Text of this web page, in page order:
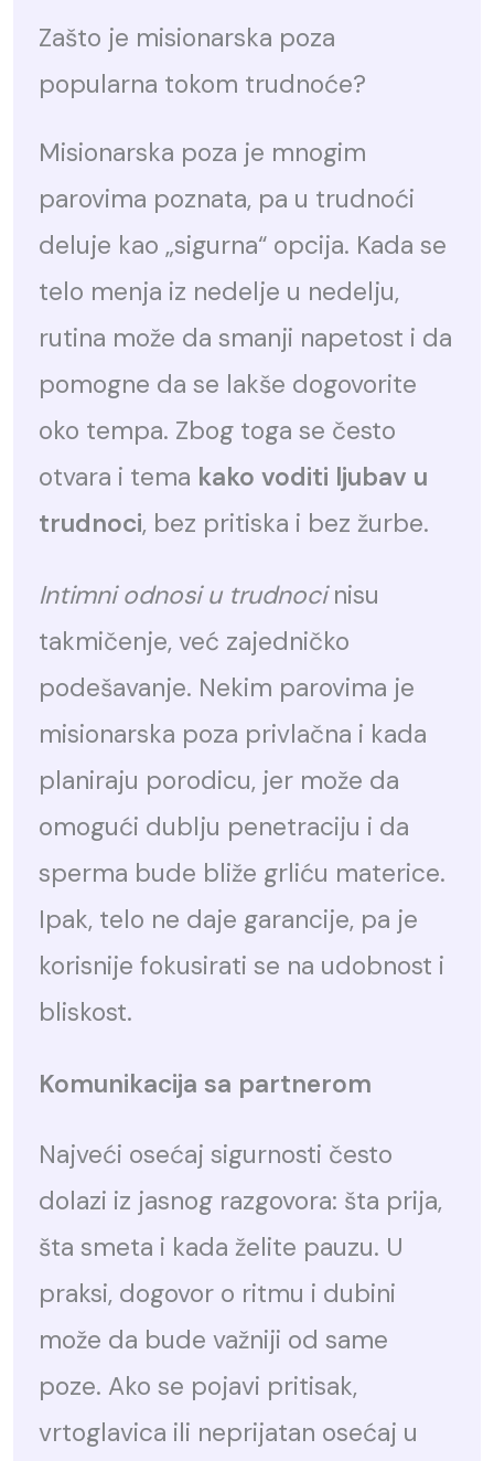
Zašto je misionarska poza
popularna tokom trudnoće?
Misionarska poza je mnogim
parovima poznata, pa u trudnoći
deluje kao „sigurna“ opcija. Kada se
telo menja iz nedelje u nedelju,
rutina može da smanji napetost i da
pomogne da se lakše dogovorite
oko tempa. Zbog toga se često
otvara i tema kako voditi ljubav u
trudnoci, bez pritiska i bez žurbe.
Intimni odnosi u trudnocinisu
takmičenje, već zajedničko
podešavanje. Nekim parovima je
misionarska poza privlačna i kada
planiraju porodicu, jer može da
omogući dublju penetraciju i da
sperma bude bliže grliću materice.
Ipak, telo ne daje garancije, pa je
korisnije fokusirati se na udobnost i
bliskost.
Komunikacija sa partnerom
Najveći osećaj sigurnosti često
dolazi iz jasnog razgovora: šta prija,
šta smeta i kada želite pauzu. U
praksi, dogovor o ritmu i dubini
može da bude važniji od same
poze. Ako se pojavi pritisak,
vrtoglavica ili neprijatan osećaj u